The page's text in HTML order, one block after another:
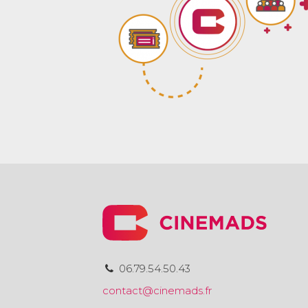
06.79.54.50.43
contact@cinemads.fr